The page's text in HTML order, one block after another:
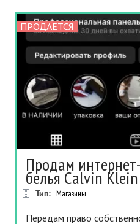
ПРОДАЕТСЯ
Продам
белья Calvin
Тип: Магазины
Передам право